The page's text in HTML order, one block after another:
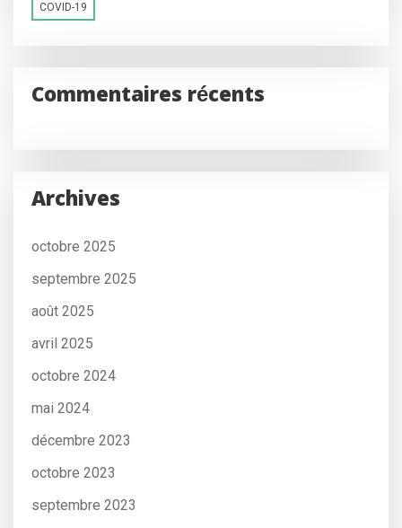
COVID-19
Commentaires récents
Archives
octobre 2025
septembre 2025
août 2025
avril 2025
octobre 2024
mai 2024
décembre 2023
octobre 2023
septembre 2023